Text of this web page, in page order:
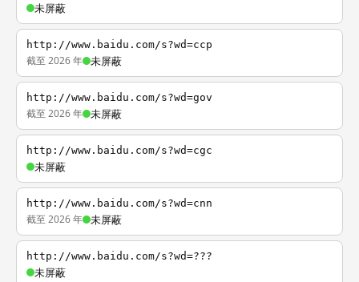
未屏蔽
http://www.baidu.com/s?wd=ccp
截至 2026 年 未屏蔽
http://www.baidu.com/s?wd=gov
截至 2026 年 未屏蔽
http://www.baidu.com/s?wd=cgc
未屏蔽
http://www.baidu.com/s?wd=cnn
截至 2026 年 未屏蔽
http://www.baidu.com/s?wd=???
未屏蔽